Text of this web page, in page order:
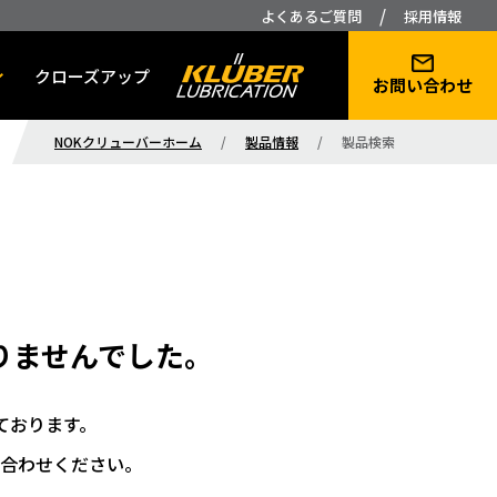
よくあるご質問 / 採用情報
クローズアップ お問い合わせ
NOKクリューバーホーム / 製品情報 / 製品検索
せんでした。
ります。
わせください。